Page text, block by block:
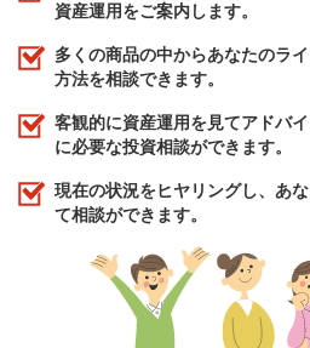
資産運用をご案内します。
多くの商品の中からあなたのラ
方法を相談できます。
客観的に資産運用を見てアドバ
に必要な投資相談ができます。
現在の状況をヒヤリングし、あ
て相談ができます。